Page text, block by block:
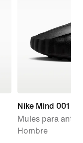
Nike Mind 001
Mules para
Hombre